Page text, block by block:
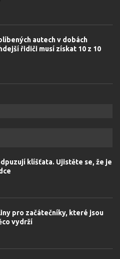
autech v dobách
řidiči musí získat 10 z 10
klíšťata. Ujistěte se, že je
pro začátečníky, které jsou
vydrží